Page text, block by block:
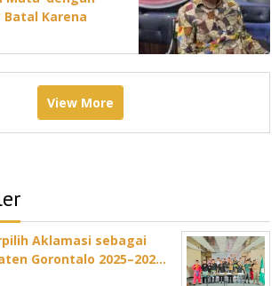
Batal Karena
View More
Aklamasi sebagai
Gorontalo 2025–202…